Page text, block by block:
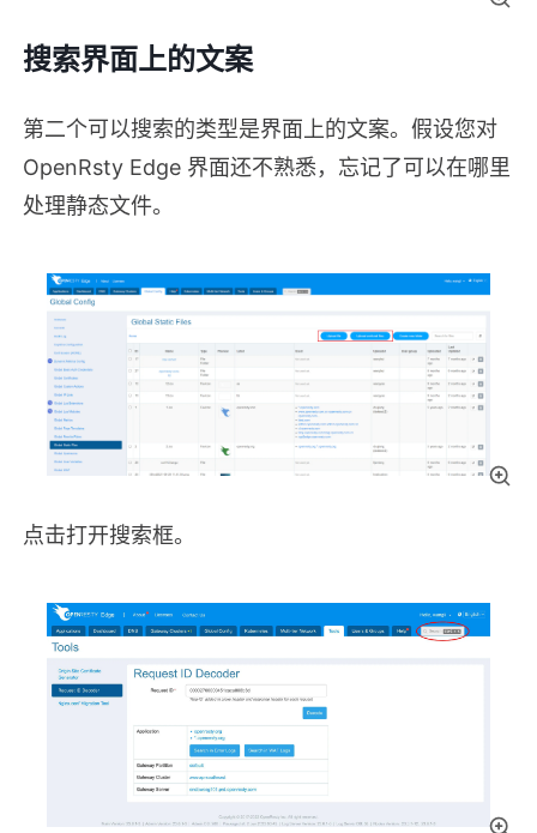
搜索界面上的文案
第二个可以搜索的类型是界面上的文案。假设您对
OpenRsty Edge 界面还不熟悉，忘记了可以在哪里
处理静态文件。
点击打开搜索框。